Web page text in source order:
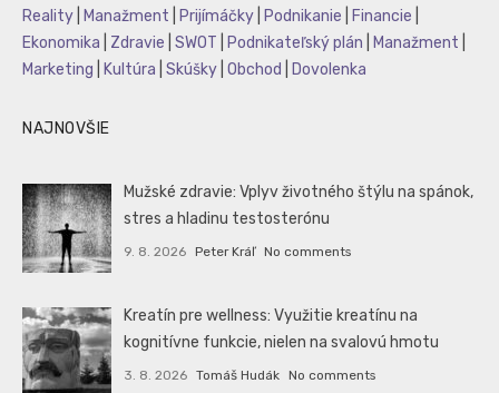
Reality
Manažment Prijímáčky Podnikanie Financie
Ekonomika
Zdravie SWOT Podnikateľský plán Manažment
Marketing
Kultúra Skúšky Obchod Dovolenka
NAJNOVŠIE
Mužské zdravie: Vplyv životného štýlu na spánok,
stres a hladinu testosterónu
9. 8. 2026 Peter Kráľ No comments
Kreatín pre wellness: Využitie kreatínu na
kognitívne funkcie, nielen na svalovú hmotu
3. 8. 2026 Tomáš Hudák No comments